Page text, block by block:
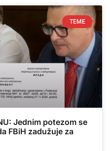
TEME
Jednim potezom se
FBiH zadužuje za